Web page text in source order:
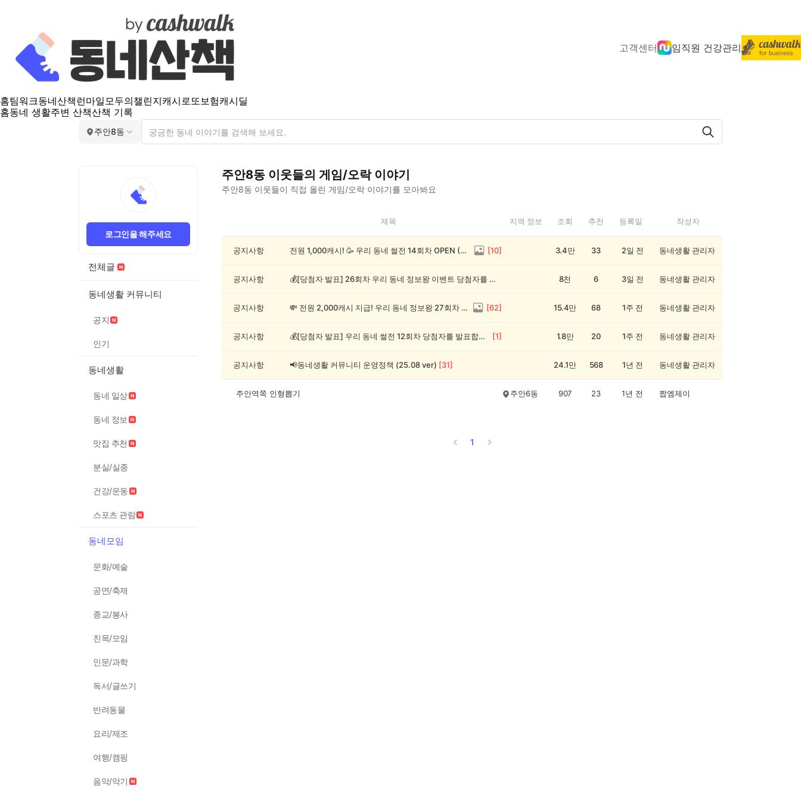
고객센터 임직원 건강관리
홈팀워크동네산책 런마일모두의챌린지캐시로또보험캐시딜
홈동네 생활주변 산책산책 기록
주안8동
로그인을 해주세요
전체글
동네생활 커뮤니티
공지
인기
동네생활
동네 일상
동네 정보
맛집 추천
분실/실종
건강/운동
스포츠 관람
동네모임
문화/예술
공연/축제
종교/봉사
친목/모임
인문/과학
독서/글쓰기
반려동물
요리/제조
여행/캠핑
음악/악기
주안8동 이웃들의 게임/오락이야기
주안8동 이웃들이 직접 올린 게임/오락 이야기를 모아봐요
8
제목 지역 정보 조회 추천 등록일 작성자
공지사항 전원 1,000캐시! 🥳 우리 동네 썰전 14회차 OPEN (~8/17) [10] 3.4만 33 2일 전 동네생활 관리자
공지사항 💰[당첨자 발표] 26회차 우리 동네 정보왕 이벤트 당첨자를 발표합니다! 8천 6 3일 전 동네생활 관리자
공지사항 💸 전원 2,000캐시 지급! 우리 동네 정보왕 27회차 (~8/10) [62] 15.4만 68 1주 전 동네생활 관리자
공지사항 💰[당첨자 발표] 우리 동네 썰전 12회차 당첨자를 발표합니다! [1] 1.8만 20 1주 전 동네생활 관리자
공지사항 📢동네생활 커뮤니티 운영정책 (25.08 ver) [31] 24.1만 568 1년 전 동네생활 관리자
주안역쪽 인형뽑기 주안6동 907 23 1년 전 짭엠제이
1